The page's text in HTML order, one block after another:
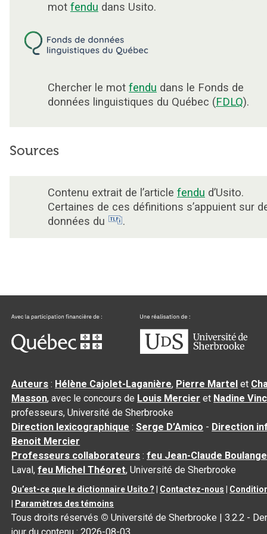
mot fendu dans Usito.
Chercher le mot fendu dans le Fonds de
données linguistiques du Québec (FDLQ).
Sources
Contenu extrait de l’article fendu d’Usito.
Certaines de ces définitions s’appuient sur
données du
.
Auteurs : Hélène Cajolet-Laganière, Pierre Martel et
Masson, avec le concours de Louis Mercier et Nadine
professeurs, Université de Sherbrooke
Direction lexicographique :Serge D’Amico - Direction
Benoit Mercier
Professeurs collaborateurs :feu Jean-Claude
Laval,feu Michel Théoret, Université de Sherbrooke
Qu’est-ce que le dictionnaire Usito ? Contactez-nous
Paramètres des témoins
Tous droits réservés © Université de Sherbrooke |3.2.2 -